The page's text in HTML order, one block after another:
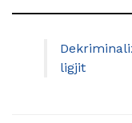
ligjit